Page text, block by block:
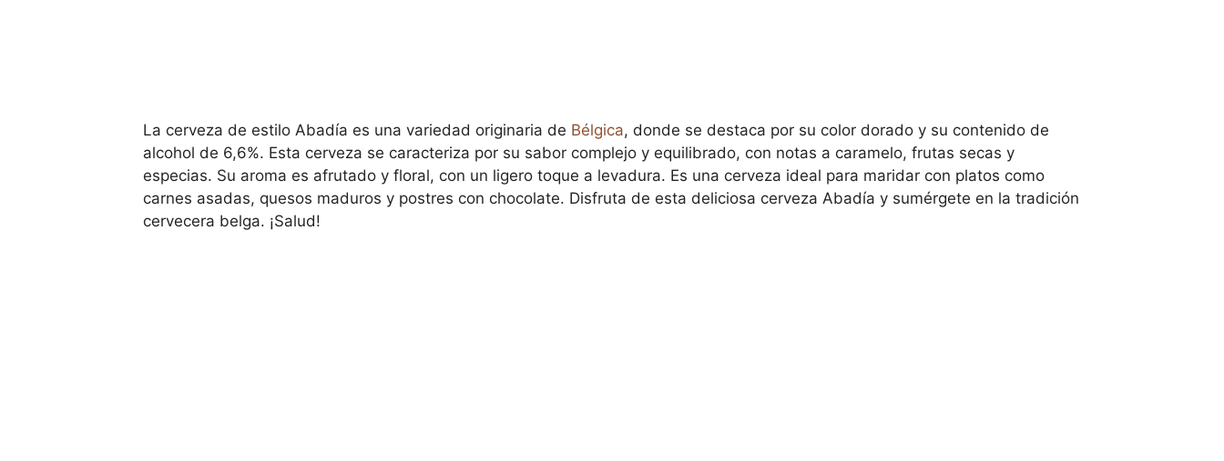
La cerveza de estilo Abadía es una variedad originaria de Bélgica, donde se destaca por su color dorado y su contenido de
alcohol de 6,6%. Esta cerveza se caracteriza por su sabor complejo y equilibrado, con notas a caramelo, frutas secas y
especias. Su aroma es afrutado y floral, con un ligero toque a levadura. Es una cerveza ideal para maridar con platos como
carnes asadas, quesos maduros y postres con chocolate. Disfruta de esta deliciosa cerveza Abadía y sumérgete en la tradición
cervecera belga. ¡Salud!